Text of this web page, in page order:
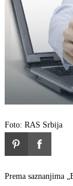
Foto: RAS Srbija
Prema saznanjima